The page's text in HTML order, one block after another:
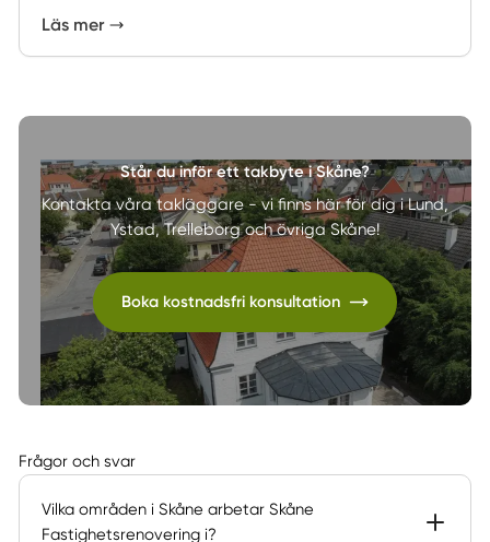
Läs mer
Står du inför ett takbyte i Skåne?
Kontakta våra takläggare - vi finns här för dig i Lund,
Ystad, Trelleborg och övriga Skåne!
Boka kostnadsfri konsultation
Frågor och svar
Vilka områden i Skåne arbetar Skåne
Fastighetsrenovering i?